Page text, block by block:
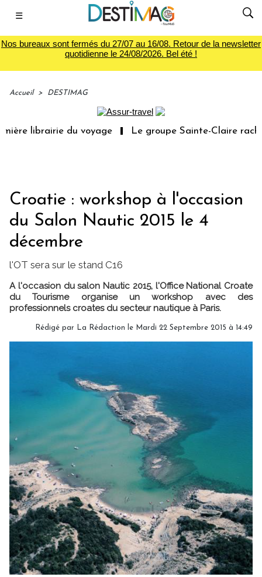
☰
Nos bureaux sont fermés du 27/07 au 16/08. Retour de la newsletter
quotidienne le 24/08/2026. Bel été !
Accueil > DESTIMAG
librairie du voyage Le groupe Sainte-Claire
Croatie : workshop à l'occasion
du Salon Nautic 2015 le 4
décembre
l'OT sera sur le stand C16
A l'occasion du salon Nautic 2015, l'Office National Croate
du Tourisme organise un workshop avec des
professionnels croates du secteur nautique à Paris.
Rédigé par La Rédaction le Mardi 22 Septembre 2015 à 14:49